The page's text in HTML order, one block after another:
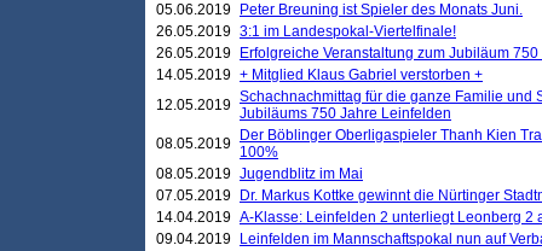
05.06.2019
Peter Breuning ist Spieler des Monats Juni.
26.05.2019 3:1 im Landespokal-Viertelfinale!
26.05.2019
Erfolgreiche Veranstaltung zum Jubiläum
14.05.2019 + Mitglied Klaus Gabriel verstorben +
12.05.2019 Schachnachmittag für die ganze Familie und
Jubiläums 750 Jahre Leinfelden
08.05.2019
Der Böblinger Oberligaspieler Thanh Kien
100%
08.05.2019 Jugendblitz im Mai
07.05.2019
Dr. Markus Kottke gewinnt die Nürtinger
14.04.2019 A-Klasse: Leinfelden 2 unterliegt Leonberg 2
09.04.2019
Leinfelden im Mannschaftspokal nun auf